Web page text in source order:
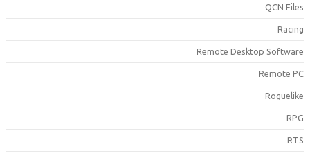
QCN
Remote Desktop
Remote